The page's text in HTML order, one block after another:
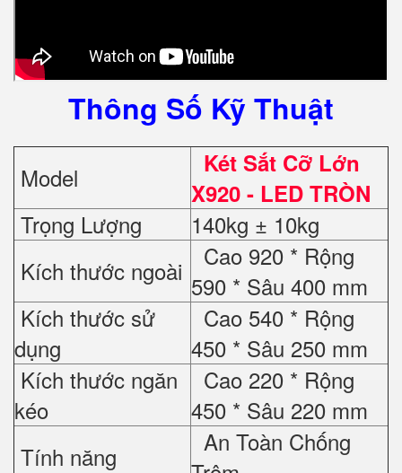
Thông Số Kỹ Thuật
Model
Két Sắt Cỡ Lớn
X920 - LED TRÒN
Trọng Lượng
140kg ± 10kg
Kích thước ngoài
Cao 920 * Rộng
590 * Sâu 400 mm
Kích thước sử
dụng
Cao 540 * Rộng
450 * Sâu 250 mm
Kích thước ngăn
kéo
Cao 220 * Rộng
450 * Sâu 220 mm
Tính năng
An Toàn Chống